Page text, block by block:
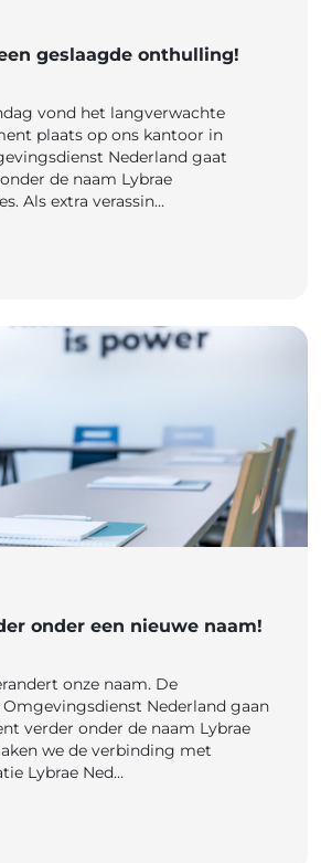
geslaagde onthulling!
vond het langverwachte
plaats op ons kantoor in
Nederland gaat
de naam Lybrae
Als extra verassin…
onder een nieuwe naam!
onze naam. De
Nederland gaan
verder onder de naam Lybrae
we de verbinding met
Lybrae Ned…